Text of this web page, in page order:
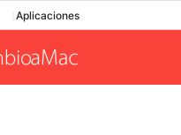
Aplicaciones